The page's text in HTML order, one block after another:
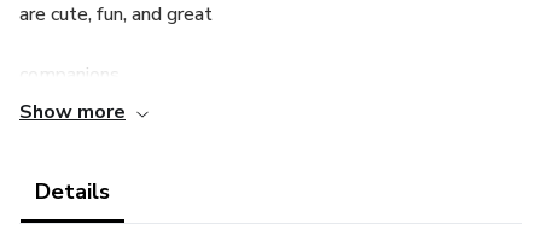
are cute, fun, and great
companions.
and bring lots of love,
Show more
Details